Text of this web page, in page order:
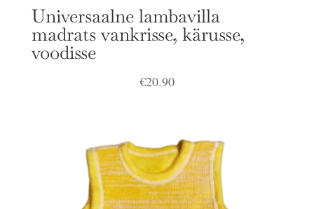
Universaalne lambavilla
madrats vankrisse, kärusse,
voodisse
€20.90